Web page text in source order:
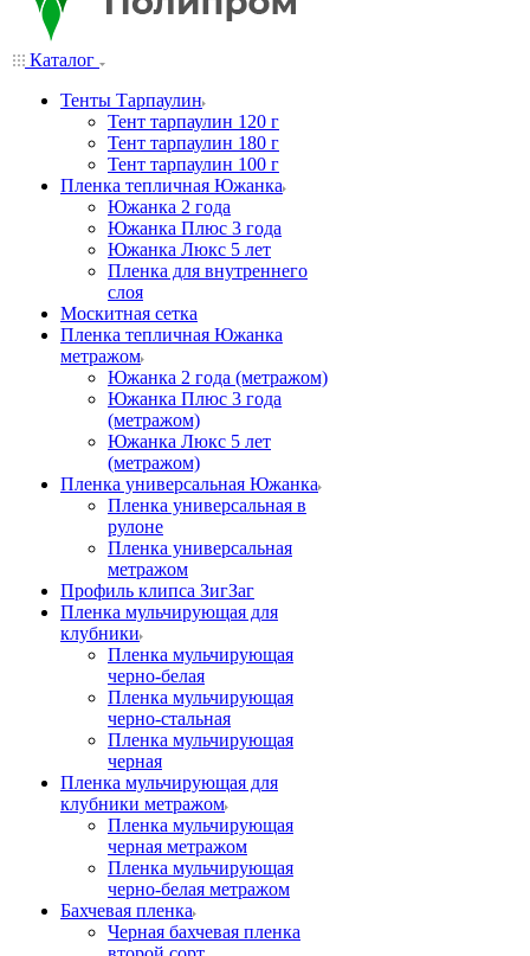
Каталог
Тенты Тарпаулин
Тент тарпаулин 120 г
Тент тарпаулин 180 г
Тент тарпаулин 100 г
Пленка тепличная Южанка
Южанка 2 года
Южанка Плюс 3 года
Южанка Люкс 5 лет
Пленка для внутреннего
слоя
Москитная сетка
Пленка тепличная Южанка
метражом
Южанка 2 года (метражом)
Южанка Плюс 3 года
(метражом)
Южанка Люкс 5 лет
(метражом)
Пленка универсальная Южанка
Пленка универсальная в
рулоне
Пленка универсальная
метражом
Профиль клипса ЗигЗаг
Пленка мульчирующая для
клубники
Пленка мульчирующая
черно-белая
Пленка мульчирующая
черно-стальная
Пленка мульчирующая
черная
Пленка мульчирующая для
клубники метражом
Пленка мульчирующая
черная метражом
Пленка мульчирующая
черно-белая метражом
Бахчевая пленка
Черная бахчевая пленка